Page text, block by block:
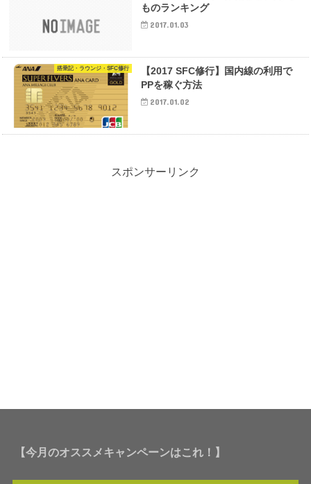
ものランキング
2017.01.03
搭乗記・ラウンジ・SFC修行
【2017 SFC修行】国内線の利用で
PPを稼ぐ方法
2017.01.02
スポンサーリンク
【今月のオススメキャンペーンはこれ！】